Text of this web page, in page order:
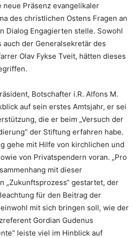
neue Präsenz evangelikaler
des christlichen Ostens Fragen an
Dialog Engagierten stelle. Sowohl
auch der Generalsekretär des
Olav Fykse Tveit, hätten dieses
Botschafter i.R. Alfons M.
auf sein erstes Amtsjahr, er sei
die er beim „Versuch der
der Stiftung erfahren habe.
gehe mit Hilfe von kirchlichen und
von Privatspendern voran. „Pro
mit dieser
„Zukunftsprozess“ gestartet, der
für den Beitrag der
mit sich bringen soll, wie der
Gordian Gudenus
leiste viel im Hinblick auf